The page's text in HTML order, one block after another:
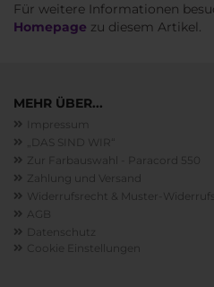
Für weitere Informationen
Homepage zu diesem Artikel.
MEHR ÜBER...
Impressum
„DAS SIND WIR“
Zur Farbauswahl - Paracord 550
Zahlung und Versand
Widerrufsrecht & Muster-
AGB
Datenschutz
Cookie Einstellungen